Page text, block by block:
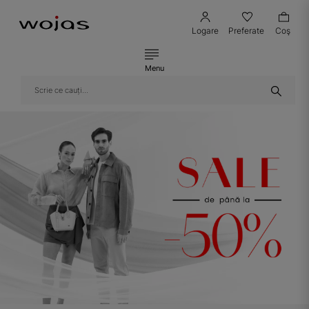
Logare Preferate Coş
Menu